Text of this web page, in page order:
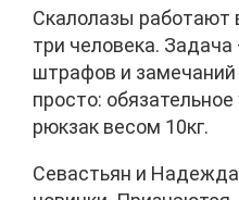
Скалолазы работают
три человека.
штрафов и замечаний
просто:
рюкзак весом 10кг.
Севастьян и